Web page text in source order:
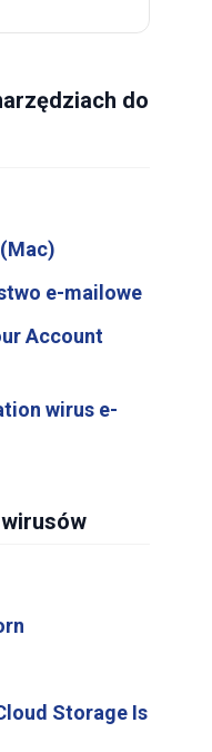
do
e-mailowe
Account
wirus e-
Storage Is